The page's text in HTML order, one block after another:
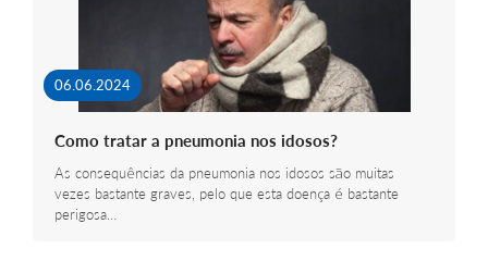
06.06.2024
Como tratar a pneumonia nos idosos?
As consequências da pneumonia nos idosos são muitas
vezes bastante graves, pelo que esta doença é bastante
perigosa…